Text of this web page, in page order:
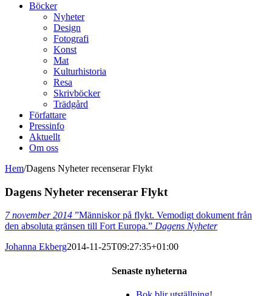
Böcker
Nyheter
Design
Fotografi
Konst
Mat
Kulturhistoria
Resa
Skrivböcker
Trädgård
Författare
Pressinfo
Aktuellt
Om oss
Hem/Dagens Nyheter recenserar Flykt
Dagens Nyheter recenserar Flykt
7 november 2014 ”Människor på flykt. Vemodigt dokument från
den absoluta gränsen till Fort Europa.” Dagens Nyheter
Johanna Ekberg2014-11-25T09:27:35+01:00
Senaste nyheterna